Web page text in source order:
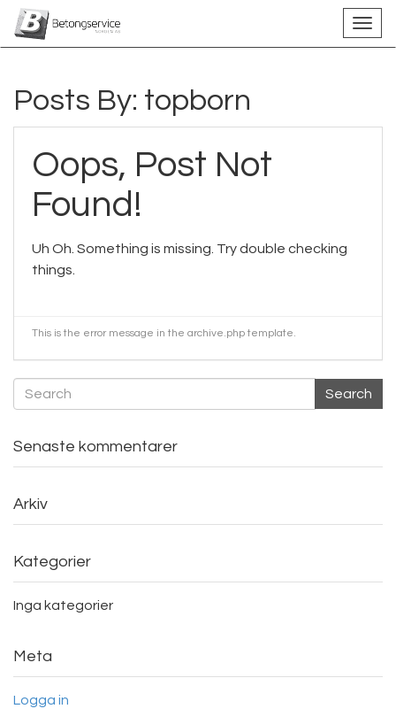
Posts By: topborn
Oops, Post Not
Found!
Uh Oh. Something is missing. Try double checking
things.
This is the error message in the archive.php template.
Search
Senaste kommentarer
Arkiv
Kategorier
Inga kategorier
Meta
Logga in